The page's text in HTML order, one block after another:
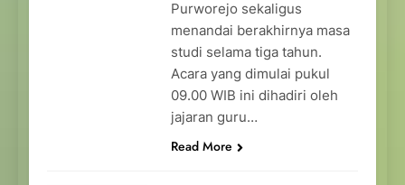
Purworejo sekaligus
menandai berakhirnya masa
studi selama tiga tahun.
Acara yang dimulai pukul
09.00 WIB ini dihadiri oleh
jajaran guru…
Read More